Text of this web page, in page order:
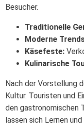
Besucher.
Traditionelle
Moderne
Käsefeste:
Kulinarische
Nach der Vorstellung
Kultur. Touristen und
den gastronomischen
lassen sich Lernen